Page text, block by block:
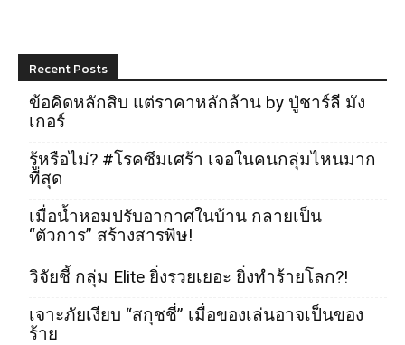
Recent Posts
ข้อคิดหลักสิบ แต่ราคาหลักล้าน by ปู่ชาร์ลี มัง
เกอร์
รู้หรือไม่? #โรคซึมเศร้า เจอในคนกลุ่มไหนมาก
ที่สุด
เมื่อน้ำหอมปรับอากาศในบ้าน กลายเป็น
“ตัวการ” สร้างสารพิษ!
วิจัยชี้ กลุ่ม Elite ยิ่งรวยเยอะ ยิ่งทำร้ายโลก?!
เจาะภัยเงียบ “สกุชชี่” เมื่อของเล่นอาจเป็นของ
ร้าย